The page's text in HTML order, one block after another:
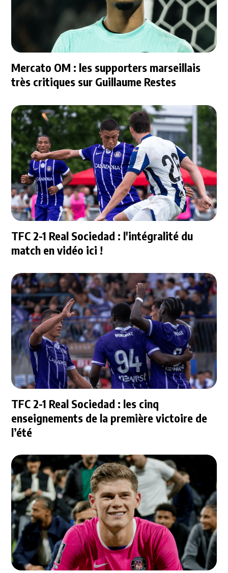
Mercato OM : les supporters marseillais
très critiques sur Guillaume Restes
TFC 2-1 Real Sociedad : l'intégralité du
match en vidéo ici !
TFC 2-1 Real Sociedad : les cinq
enseignements de la première victoire de
l’été